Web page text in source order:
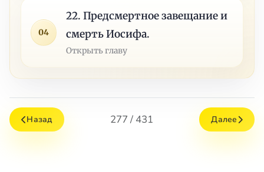
04
22. Предсмертное завещание и
смерть Иосифа.
Открыть главу
Назад 277 / 431 Далее